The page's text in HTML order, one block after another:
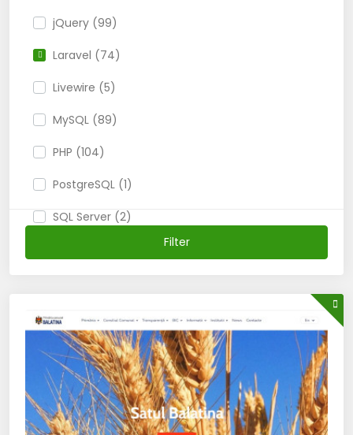
jQuery (99)
Laravel (74)
Livewire (5)
MySQL (89)
PHP (104)
PostgreSQL (1)
SQL Server (2)
Filter